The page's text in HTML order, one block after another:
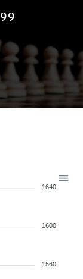
1640
1600
1560